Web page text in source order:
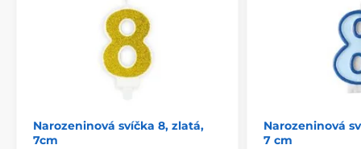
Narozeninová svíčka 8, zlatá,
7cm
Narozeninová
7 cm